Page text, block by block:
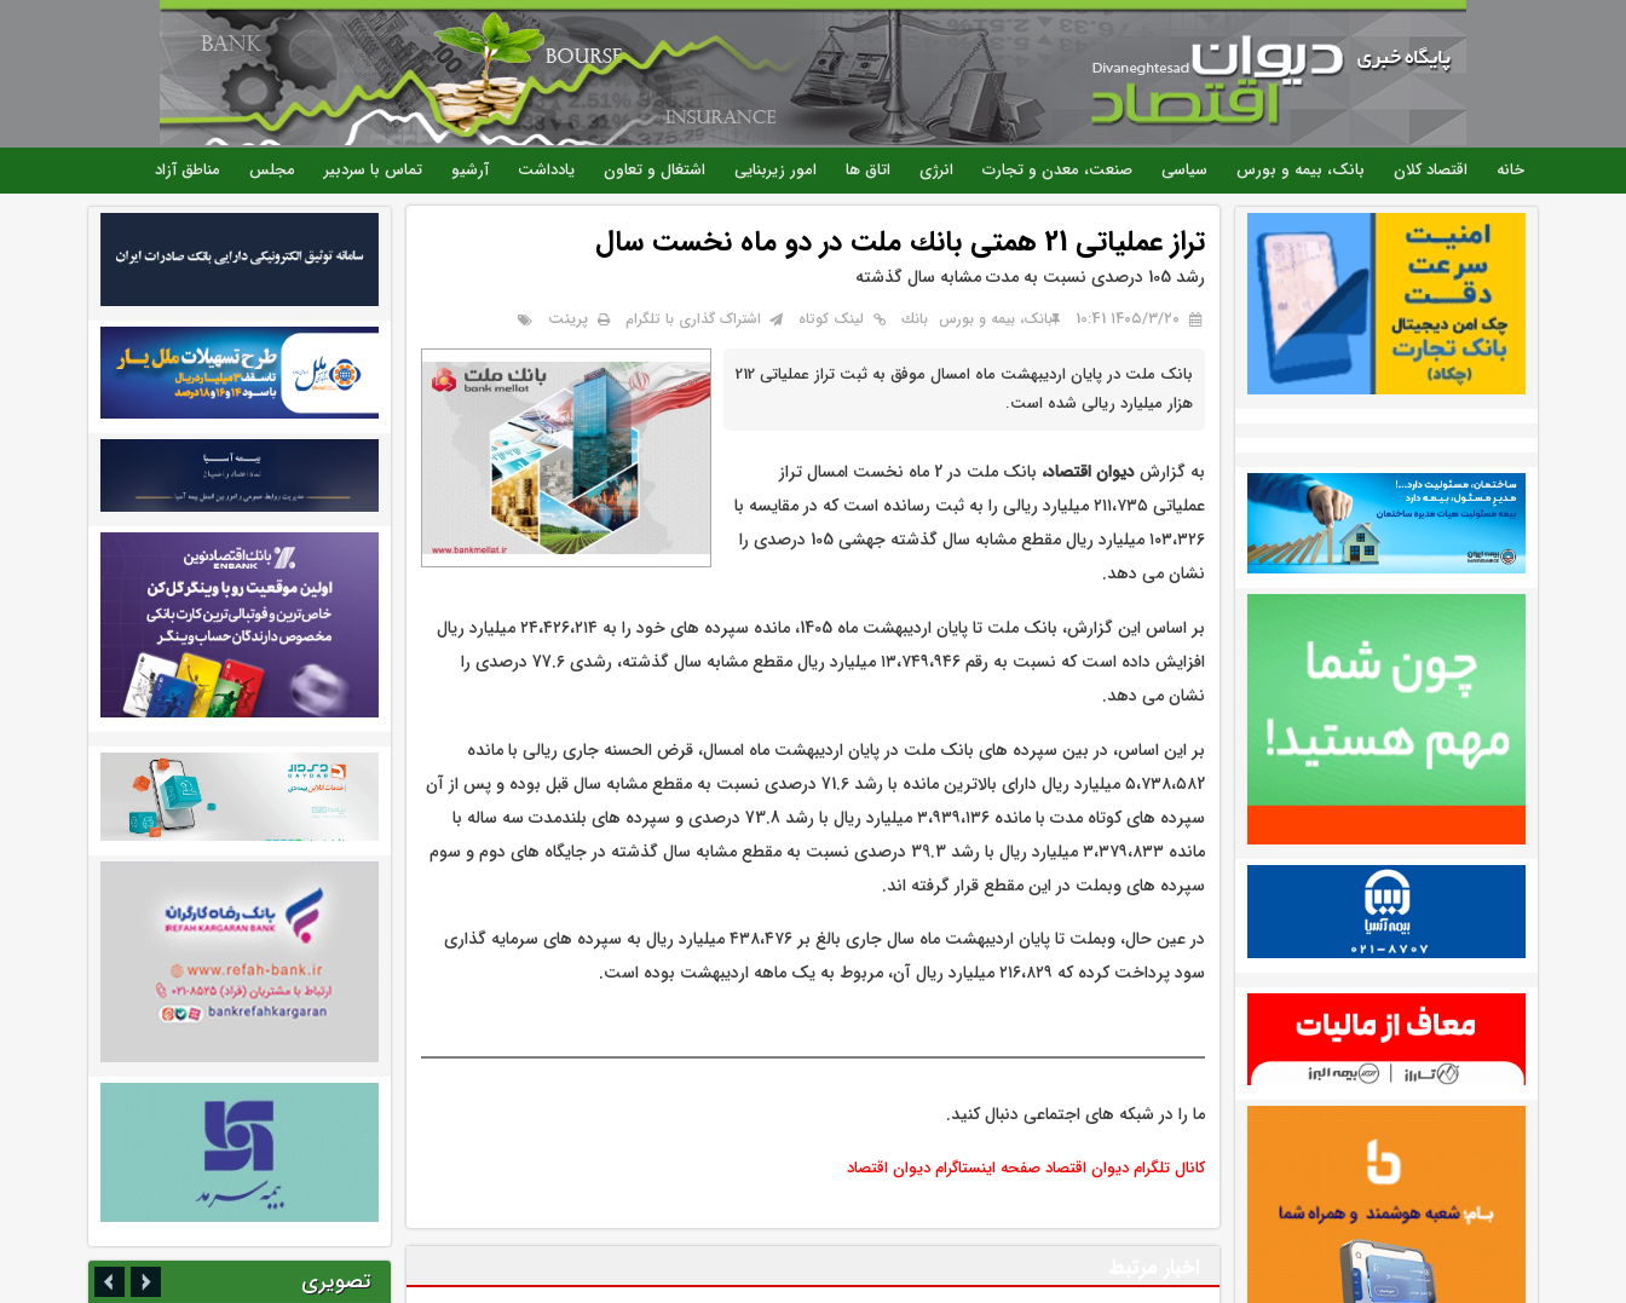
رفتن
به
محتوای
اصلی
خانه اقتصاد کلان بانک، بیمه و بورس سیاسی صنعت، معدن و تجارت انرژی اتاق ها امور زیربنایی اشتغال و تعاون یادداشت آرشیو تماس با سردبیر مجلس مناطق آزاد
تراز عملیاتی 21 همتی بانك ملت در دو ماه نخست سال
رشد 105 درصدی نسبت به مدت مشابه سال گذشته
۱۴۰۵/۳/۲۰ 10:41 بانک، بیمه و بورس بانك لینک کوتاه اشتراک گذاری با تلگرام پرینت
بانک ملت در پایان اردیبهشت ماه امسال موفق به ثبت تراز عملیاتی 212
هزار میلیارد ریالی شده است.
به گزارشدیوان اقتصاد،
بانک ملت در 2 ماه نخست امسال تراز
عملیاتی ۲۱۱،۷۳۵ میلیارد ریالی را به ثبت رسانده است که در مقایسه با
۱۰۳،۳۲6 میلیارد ریال مقطع مشابه سال گذشته جهشی 105 درصدی را
نشان می دهد.
بر اساس این گزارش، بانک ملت تا پایان اردیبهشت ماه 1405، مانده سپرده های خود را به ۲۴،۴۲۶،۲۱۴ میلیارد ریال
افزایش داده است که نسبت به رقم ۱۳،۷۴۹،۹۴۶ میلیارد ریال مقطع مشابه سال گذشته، رشدی 77.6 درصدی را
نشان می دهد.
بر این اساس، در بین سپرده های بانک ملت در پایان اردیبهشت ماه امسال، قرض الحسنه جاری ریالی با مانده
۵،۷۳۸،۵۸2 میلیارد ریال دارای بالاترین مانده با رشد 71.6 درصدی نسبت به مقطع مشابه سال قبل بوده و پس از آن
سپرده های کوتاه مدت با مانده ۳،۹۳۹،۱۳۶ میلیارد ریال با رشد 73.8 درصدی و سپرده های بلندمدت سه ساله با
مانده ۳،۳۷۹،۸۳۳ میلیارد ریال با رشد 39.3 درصدی نسبت به مقطع مشابه سال گذشته در جایگاه های دوم و سوم
سپرده های وبملت در این مقطع قرار گرفته اند.
در عین حال، وبملت تا پایان اردیبهشت ماه سال جاری بالغ بر ۴۳۸،۴۷۶ میلیارد ریال به سپرده های سرمایه گذاری
سود پرداخت کرده که ۲۱۶،۸۲۹ میلیارد ریال آن، مربوط به یک ماهه اردیبهشت بوده است.
ما را در شبکه های اجتماعی دنبال کنید.
کانال تلگرام دیوان اقتصادصفحه اینستاگرام دیوان اقتصاد
تصویری